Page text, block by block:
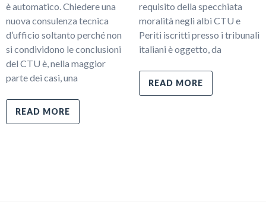
è automatico. Chiedere una
nuova consulenza tecnica
d’ufficio soltanto perché non
si condividono le conclusioni
del CTU è, nella maggior
parte dei casi, una
READ MORE
requisito della specchiata
moralità negli albi CTU e
Periti iscritti presso i tribunali
italiani è oggetto, da
READ MORE